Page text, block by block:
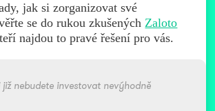
jak si zorganizovat své
se do rukou zkušenýchZaloto
najdou to pravé řešení pro vás.
již nebudete investovat nevýhodně